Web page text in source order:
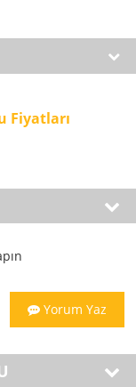
Fiyatları
Yorum Yaz